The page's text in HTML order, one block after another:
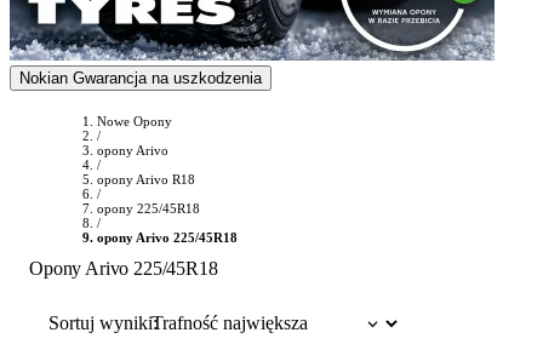
Nokian Gwarancja na uszkodzenia
Nowe Opony
/
opony Arivo
/
opony Arivo R18
/
opony 225/45R18
/
opony Arivo 225/45R18
Opony Arivo 225/45R18
Sortuj wyniki: